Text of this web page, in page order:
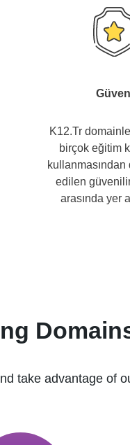
K12.Tr
birçok eğitim
kullanmasından
edilen
arasında yer
take advantage of